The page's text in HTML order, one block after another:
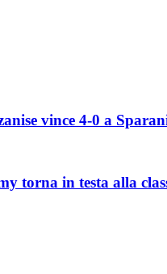
vince 4-0 a
torna in testa alla